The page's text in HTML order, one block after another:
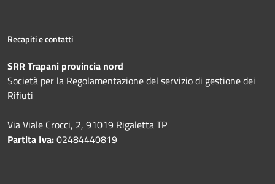
Recapiti e contatti
SRR Trapani provincia nord
Società per la Regolamentazione del servizio di gestione dei
Rifiuti
Via Viale Crocci, 2, 91019 Rigaletta TP
Partita Iva:02484440819